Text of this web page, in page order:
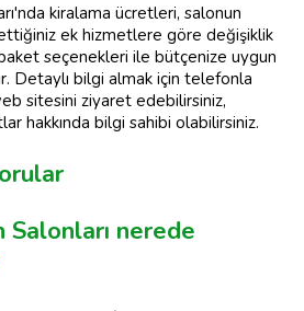
kiralama ücretleri, salonun
ek hizmetlere göre değişiklik
seçenekleri ile bütçenize uygun
Detaylı bilgi almak için telefonla
sitesini ziyaret edebilirsiniz,
hakkında bilgi sahibi olabilirsiniz.
Salonları nerede